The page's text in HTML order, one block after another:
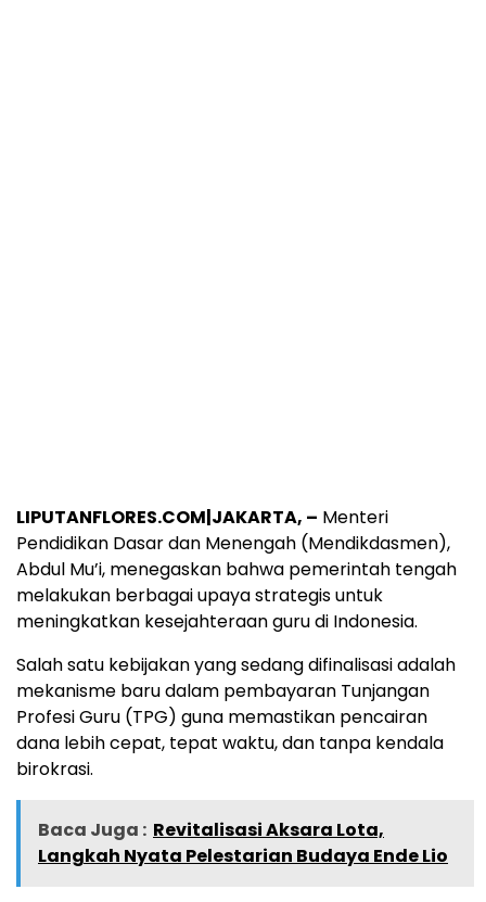
LIPUTANFLORES.COM|JAKARTA, – Menteri
Pendidikan Dasar dan Menengah (Mendikdasmen),
Abdul Mu’i, menegaskan bahwa pemerintah tengah
melakukan berbagai upaya strategis untuk
meningkatkan kesejahteraan guru di Indonesia.
Salah satu kebijakan yang sedang difinalisasi adalah
mekanisme baru dalam pembayaran Tunjangan
Profesi Guru (TPG) guna memastikan pencairan
dana lebih cepat, tepat waktu, dan tanpa kendala
birokrasi.
Baca Juga : Revitalisasi Aksara Lota,
Langkah Nyata Pelestarian Budaya Ende Lio